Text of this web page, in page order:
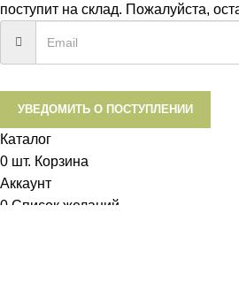
поступит на склад. Пожалуйста,
УВЕДОМИТЬ О ПОСТУПЛЕНИИ
Каталог
0 шт. Корзина
Аккаунт
0 Список желаний